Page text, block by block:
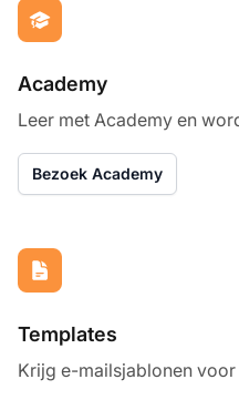
Academy
Leer met Academy en
Bezoek Academy
Templates
Krijg e-mailsjablonen